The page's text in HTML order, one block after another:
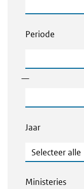
Periode
—
Jaar
Jaar
Ministeries